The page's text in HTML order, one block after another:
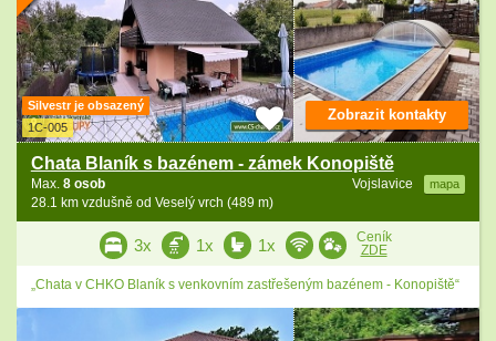
Silvestr je obsazený
1C-005
Chata Blaník s bazénem - zámek Konopiště
Vojslavice mapa
Max. 8 osob
28.1 km vzdušně od Veselý vrch (489 m)
Zobrazit kontakty
3x 1x 1x
Ceník
ZDE
„Chata v CHKO Blaník s venkovním zastřešeným bazénem - Konopiště“